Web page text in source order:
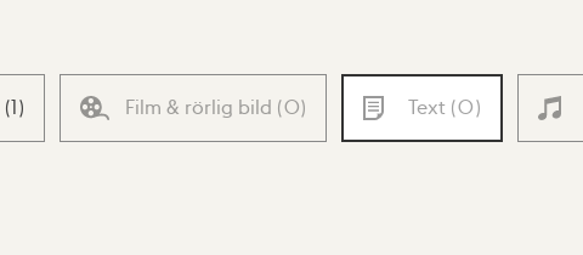
(1) Film & rörlig bild (0) Text (0)